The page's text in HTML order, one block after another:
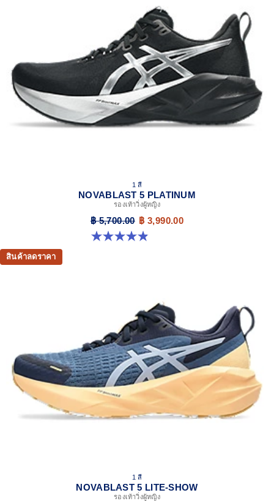
1 สี
NOVABLAST 5 PLATINUM
รองเท้าวิ่งผู้หญิง
฿ 5,700.00 ฿ 3,990.00
4.9 จาก 5 ดาว 38 รีวิว
สินค้าลดราคา
1 สี
NOVABLAST 5 LITE-SHOW
รองเท้าวิ่งผู้หญิง